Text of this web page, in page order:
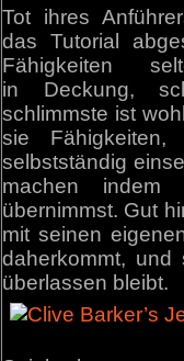
Tot ihres
das Tutorial
Fähigkeiten
in Deckung,
schlimmste ist
sie
selbstständig
machen
übernimmst. Gut
mit seinen
daherkommt,
überlassen bleibt.